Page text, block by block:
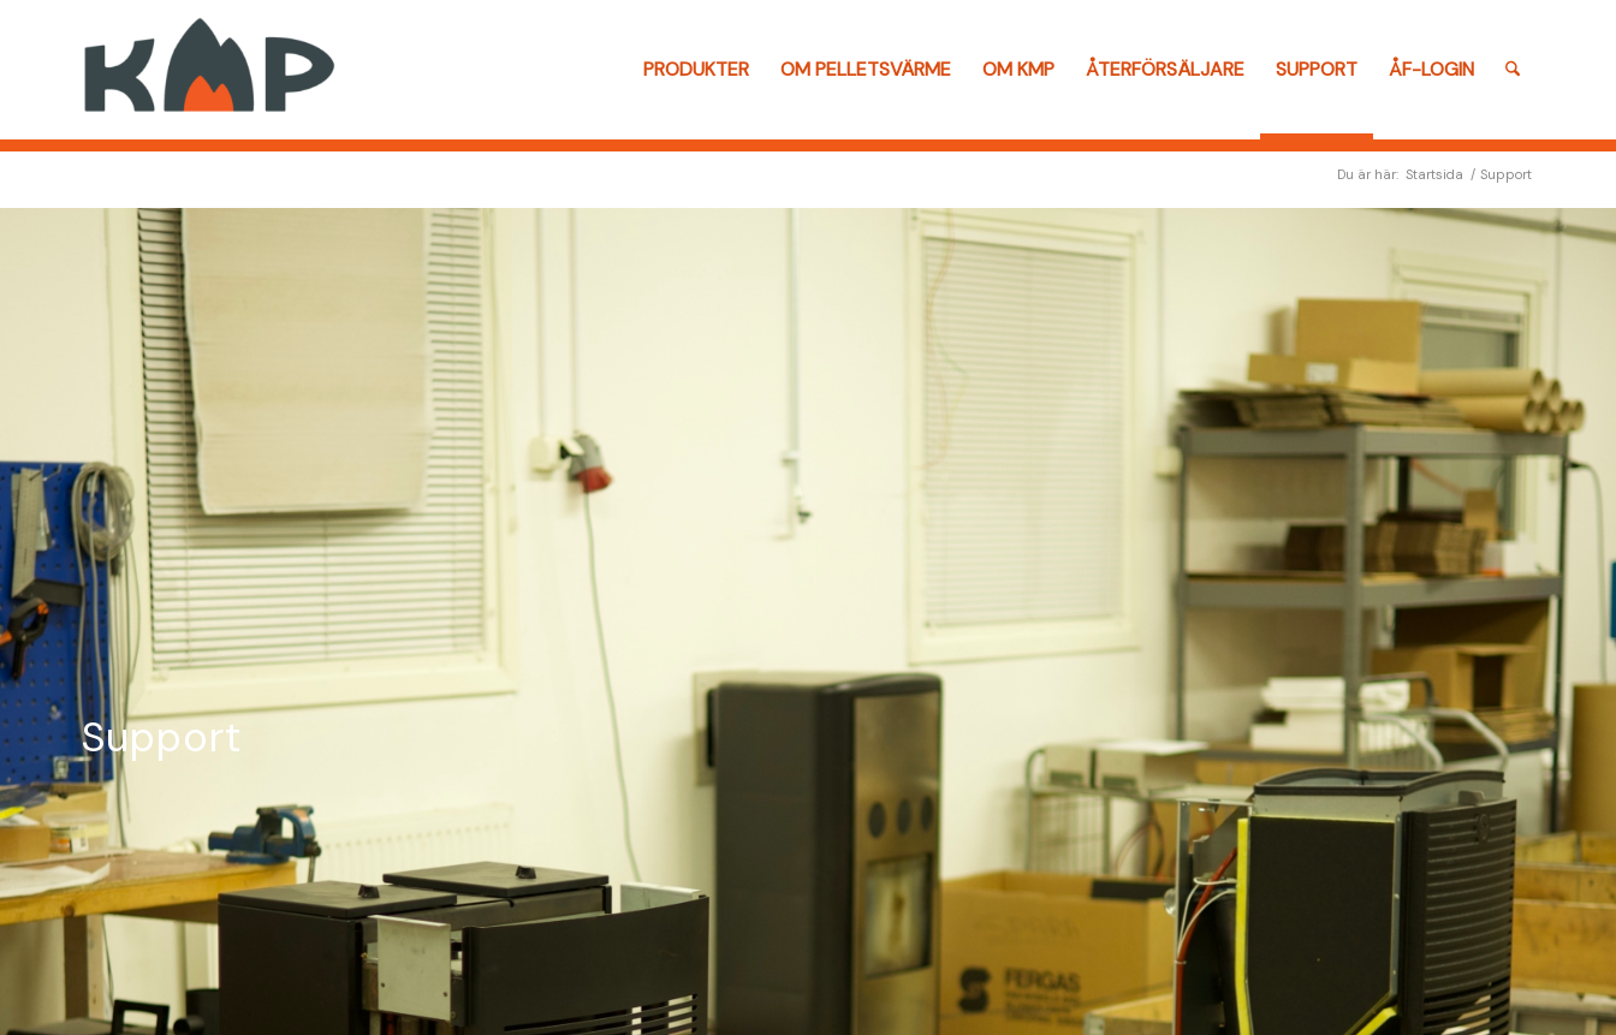
PRODUKTER OM PELLETSVÄRME OM KMP ÅTERFÖRSÄLJARE SUPPORT ÅF-LOGIN
Du är här: Startsida / Support
Support